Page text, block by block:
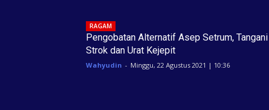
RAGAM
Pengobatan Alternatif Asep Setrum, Tangani
Strok dan Urat Kejepit
Wahyudin - Minggu, 22 Agustus 2021 | 10:36